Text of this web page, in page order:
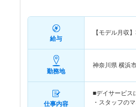
給与
【モデル月収】
勤務地
神奈川県 横浜
仕事内容
■デイサービス
・スタッフの